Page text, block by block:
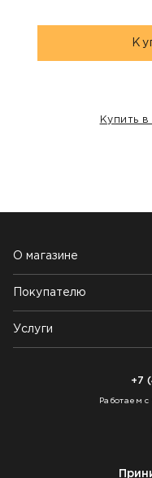
Купить
О магазине
Почему выбирают нас
Контакты
Блог
Покупателю
Возврат товара
Как заказать
Услуги
+7
Работаем